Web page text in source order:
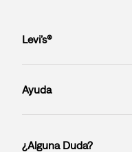
Levi’s®
Ayuda
¿Alguna Duda?